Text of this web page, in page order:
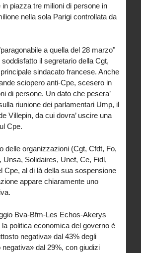
piazza tre milioni di persone in
nella sola Parigi controllata da
a quella del 28 marzo"
il segretario della Cgt,
sindacato francese. Anche
sciopero anti-Cpe, scesero in
di persone. Un dato che pesera’
riunione dei parlamentari Ump, il
Villepin, da cui dovra’ uscire una
Cpe.
delle organizzazioni (Cgt, Cfdt, Fo,
Solidaires, Unef, Ce, Fidl,
Cpe, al di là della sua sospensione
appare chiaramente uno
Bva-Bfm-Les Echos-Akerys
politica economica del governo è
negativa» dal 43% degli
negativa» dal 29%, con giudizi